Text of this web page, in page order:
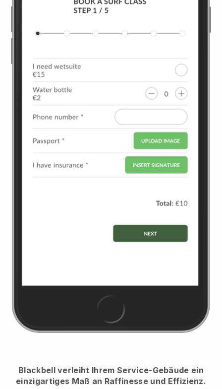
Blackbell verleiht Ihrem Service-Gebäude ein
einzigartiges Maß an Raffinesse und Effizienz.